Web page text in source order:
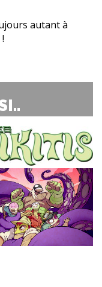
autant à